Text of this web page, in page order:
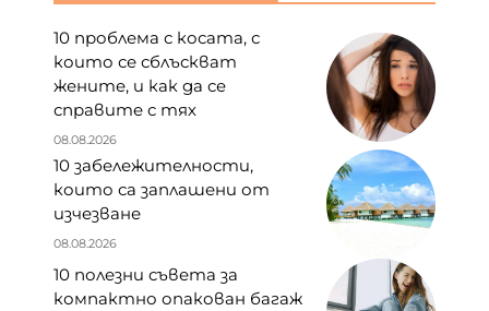
10 проблема с косата, с
които се сблъскват
жените, и как да се
справите с тях
08.08.2026
10 забележителности,
които са заплашени от
изчезване
08.08.2026
10 полезни съвета за
компактно опакован багаж